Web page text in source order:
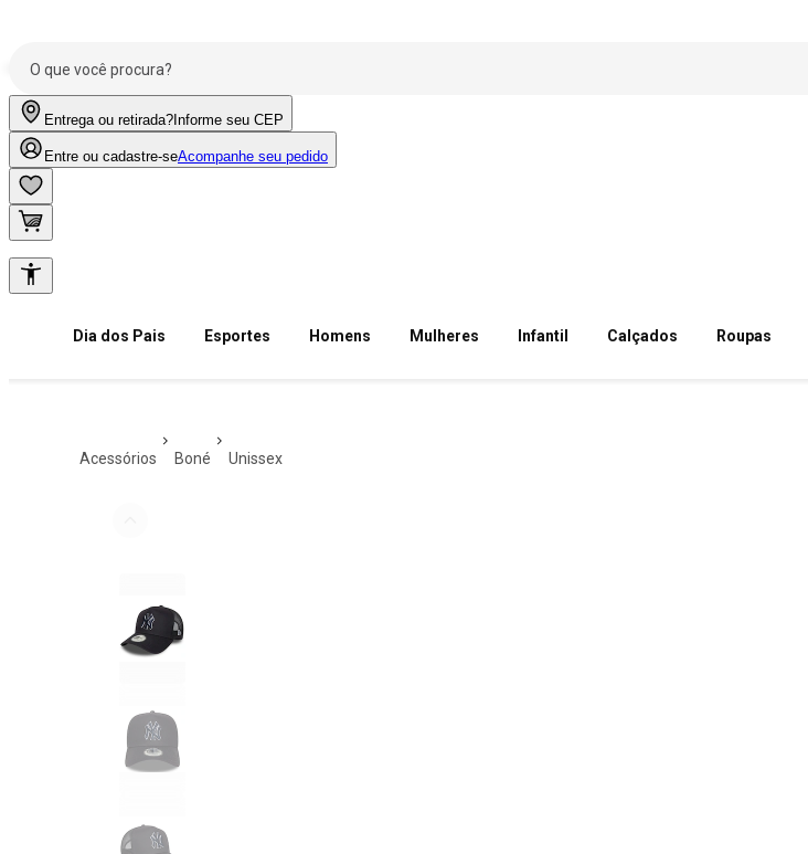
Entrega ou retirada? Informe seu CEP
Entre ou cadastre-seAcompanhe seu pedido
Dia dos Pais Esportes Homens Mulheres Infantil Calçados Roupas
acessórios boné unissex